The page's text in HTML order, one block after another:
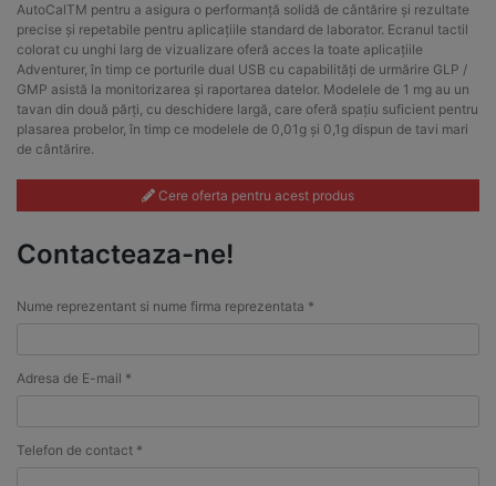
AutoCalTM pentru a asigura o performanță solidă de cântărire și rezultate
precise și repetabile pentru aplicațiile standard de laborator. Ecranul tactil
colorat cu unghi larg de vizualizare oferă acces la toate aplicațiile
Adventurer, în timp ce porturile dual USB cu capabilități de urmărire GLP /
GMP asistă la monitorizarea și raportarea datelor. Modelele de 1 mg au un
tavan din două părți, cu deschidere largă, care oferă spațiu suficient pentru
plasarea probelor, în timp ce modelele de 0,01g și 0,1g dispun de tavi mari
de cântărire.
Cere oferta pentru acest produs
Contacteaza-ne!
Nume reprezentant si nume firma reprezentata *
Adresa de E-mail *
Telefon de contact *